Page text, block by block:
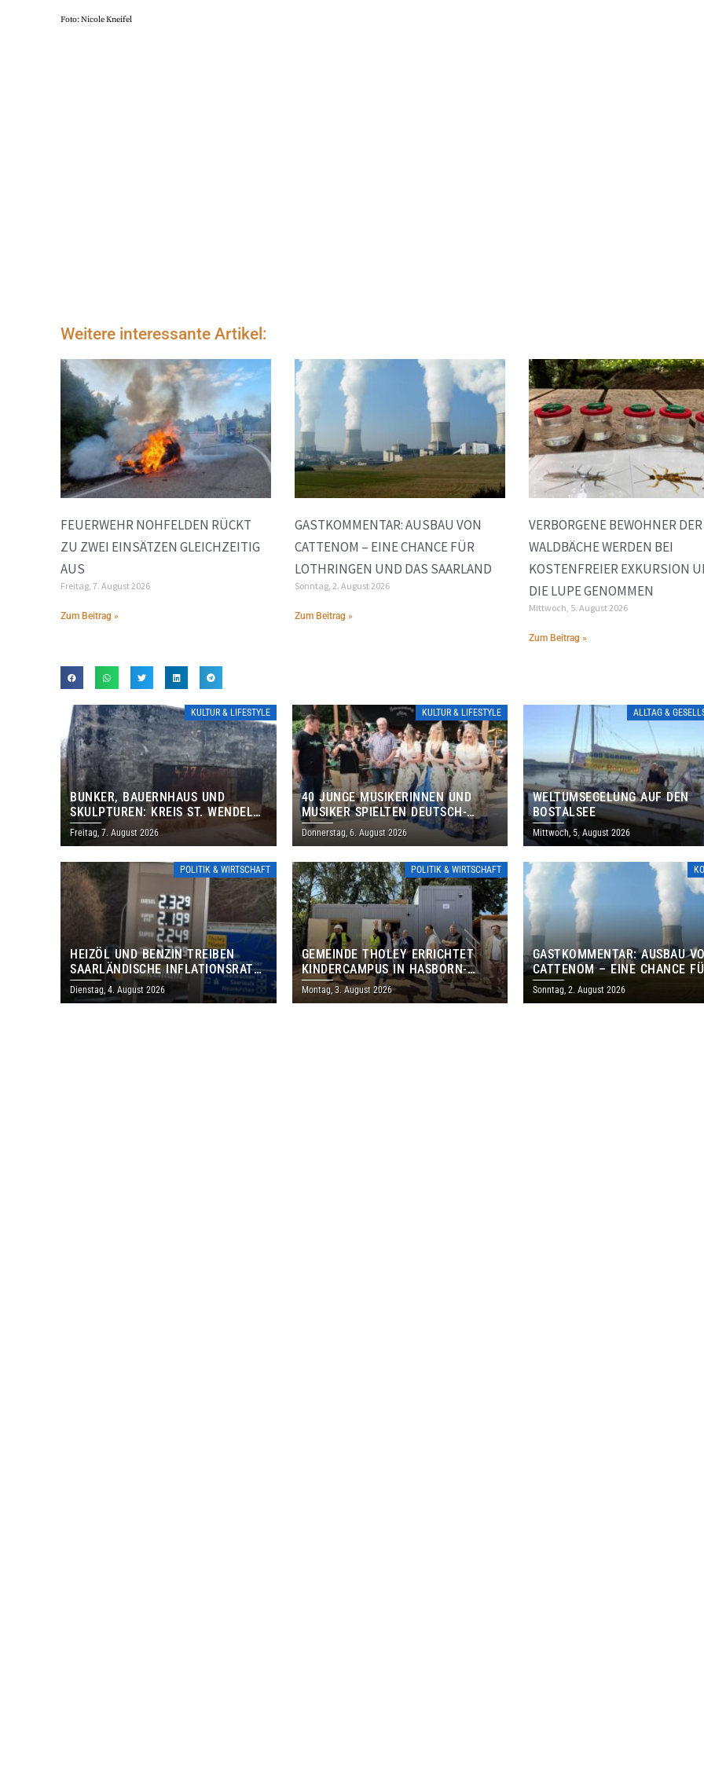
Foto: Nicole Kneifel
Weitere interessante Artikel:
FEUERWEHR NOHFELDEN RÜCKT
ZU ZWEI EINSÄTZEN GLEICHZEITIG
AUS
Freitag, 7. August 2026
Zum Beitrag »
GASTKOMMENTAR: AUSBAU VON
CATTENOM – EINE CHANCE FÜR
LOTHRINGEN UND DAS SAARLAND
Sonntag, 2. August 2026
Zum Beitrag »
VERBORGENE BEWOHNER DER
WALDBÄCHE WERDEN BEI
KOSTENFREIER EXKURSION
DIE LUPE GENOMMEN
Mittwoch, 5. August 2026
Zum Beitrag »
KULTUR & LIFESTYLE
BUNKER, BAUERNHAUS UND
SKULPTUREN: KREIS ST. WENDEL
LÄDT ZUM TAG DES OFFENEN
DENKMALS EIN
Freitag, 7. August 2026
KULTUR & LIFESTYLE
40 JUNGE MUSIKERINNEN UND
MUSIKER SPIELTEN DEUTSCH-
BRASILIANISCHES PROGRAMM IN
THOLEY
Donnerstag, 6. August 2026
ALLTAG &
WELTUMSEGELUNG AUF DEN
BOSTALSEE
Mittwoch, 5. August 2026
POLITIK & WIRTSCHAFT
HEIZÖL UND BENZIN TREIBEN
SAARLÄNDISCHE INFLATIONSRATE
IM JULI AUF 3,2 PROZENT
Dienstag, 4. August 2026
POLITIK & WIRTSCHAFT
GEMEINDE THOLEY ERRICHTET
KINDERCAMPUS IN HASBORN-
DAUTWEILER FÜR RUND 8,5 BIS 9
MILLIONEN EURO
Montag, 3. August 2026
GASTKOMMENTAR: AUSBAU
CATTENOM – EINE CHANCE
LOTHRINGEN UND DAS
Sonntag, 2. August 2026